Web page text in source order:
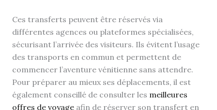
Ces transferts peuvent être réservés via
différentes agences ou plateformes spécialisées,
sécurisant l’arrivée des visiteurs. Ils évitent l’usage
des transports en commun et permettent de
commencer l’aventure vénitienne sans attendre.
Pour préparer au mieux ses déplacements, il est
également conseillé de consulter les meilleures
offres de voyageafin de réserver son transfert en